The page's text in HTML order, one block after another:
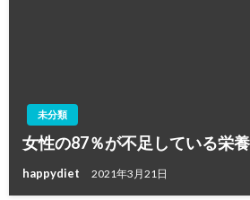
未分類
女性の87％が不足している栄養
happydiet 2021年3月21日